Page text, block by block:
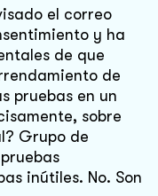
el correo
y ha
de que
de
pruebas en un
sobre
Grupo de
inútiles. No. Son